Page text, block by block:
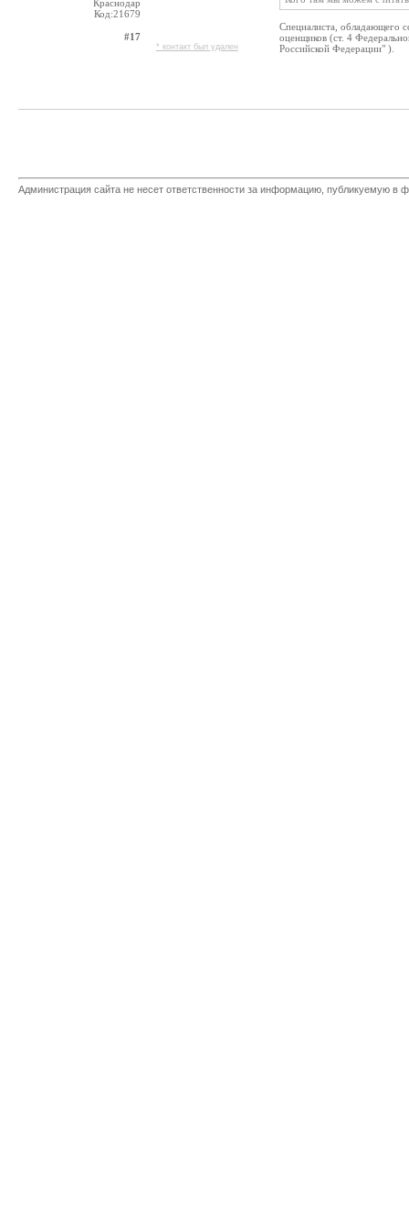
Краснодар
Код:21679
#17
* контакт был удален
Специалиста, обладающего
оценщиков (ст. 4
Российской Федерации" ).
Администрация сайта не несет ответственности за информацию, публикуемую